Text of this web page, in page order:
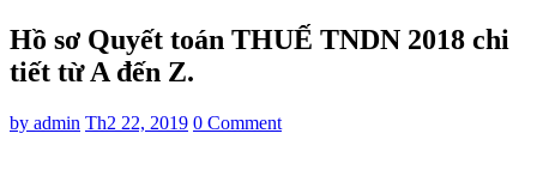
Hồ sơ Quyết toán THUẾ TNDN 2018 chi
tiết từ A đến Z.
by admin Th2 22, 2019 0 Comment